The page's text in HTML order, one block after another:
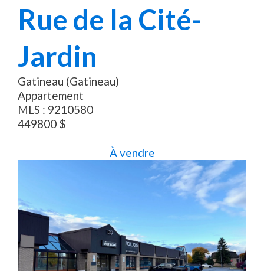
Rue de la Cité-
Jardin
Gatineau (Gatineau)
Appartement
MLS : 9210580
449800 $
À vendre